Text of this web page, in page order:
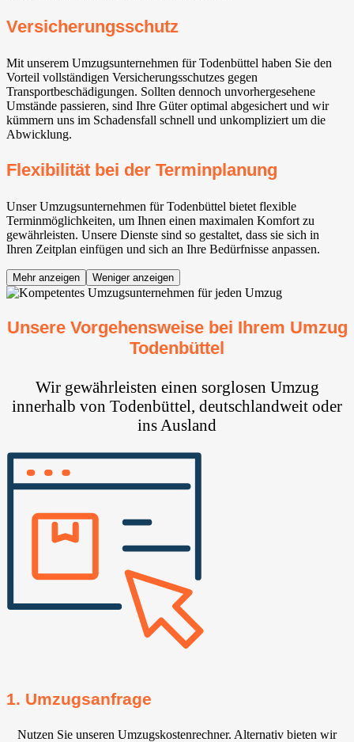
Versicherungsschutz
Mit unserem Umzugsunternehmen für Todenbüttel haben Sie den
Vorteil vollständigen Versicherungsschutzes gegen
Transportbeschädigungen. Sollten dennoch unvorhergesehene
Umstände passieren, sind Ihre Güter optimal abgesichert und wir
kümmern uns im Schadensfall schnell und unkompliziert um die
Abwicklung.
Flexibilität bei der Terminplanung
Unser Umzugsunternehmen für Todenbüttel bietet flexible
Terminmöglichkeiten, um Ihnen einen maximalen Komfort zu
gewährleisten. Unsere Dienste sind so gestaltet, dass sie sich in
Ihren Zeitplan einfügen und sich an Ihre Bedürfnisse anpassen.
Mehr anzeigen Weniger anzeigen
Unsere Vorgehensweise bei Ihrem Umzug
Todenbüttel
Wir gewährleisten einen sorglosen Umzug
innerhalb von Todenbüttel, deutschlandweit oder
ins Ausland
1. Umzugsanfrage
Nutzen Sie unseren Umzugskostenrechner. Alternativ bieten wir